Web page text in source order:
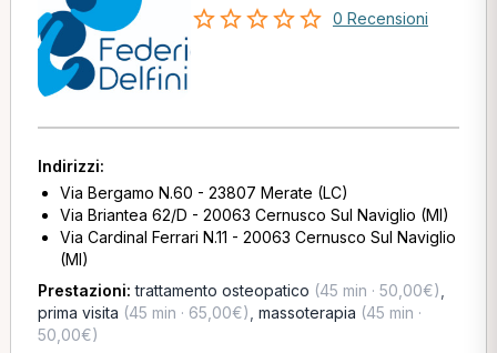
0 Recensioni
Indirizzi:
Via Bergamo N.60 - 23807 Merate (LC)
Via Briantea 62/D - 20063 Cernusco Sul Naviglio (MI)
Via Cardinal Ferrari N.11 - 20063 Cernusco Sul Naviglio
(MI)
Prestazioni:trattamento osteopatico (45 min · 50,00€)
prima visita (45 min · 65,00€) massoterapia (45 min ·
50,00€)